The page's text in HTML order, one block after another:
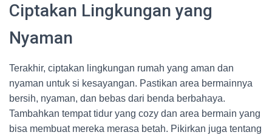
Ciptakan Lingkungan yang
Nyaman
Terakhir, ciptakan lingkungan rumah yang aman dan
nyaman untuk si kesayangan. Pastikan area bermainnya
bersih, nyaman, dan bebas dari benda berbahaya.
Tambahkan tempat tidur yang cozy dan area bermain yang
bisa membuat mereka merasa betah. Pikirkan juga tentang